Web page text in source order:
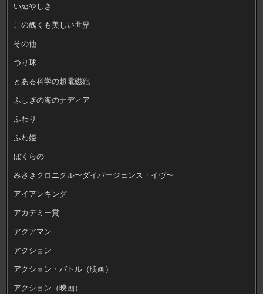
いぬやしき
この醜くも美しい世界
その他
つり球
とある科学の超電磁砲
ふしぎの海のナディア
ふわり
ふわ姫
ぼくらの
みさきクロニクル〜ダイバージェンス・イヴ〜
アイアンキング
アカデミー賞
アクアマン
アクション
アクション・バトル（映画）
アクション（映画）